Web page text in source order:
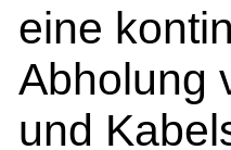
eine
Abholung
und